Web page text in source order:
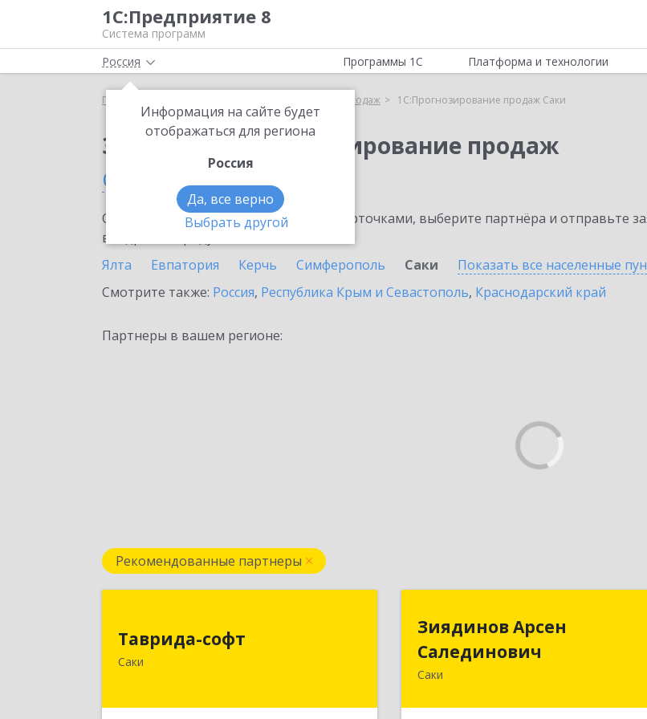
1С:Предприятие 8
Система программ
Россия
Информация на сайте будет
отображаться для региона
Россия
Да, все верно
Выбрать другой
Программы 1С Платформа и технологии
Главная 1С:Прогнозирование продаж 1С:Прогнозирование продаж Саки
Заказать 1С:Прогнозирование продаж
Саки
Ознакомьтесь с информационными карточками, выберите партнёра и отправьте
внедрение продукта.
Ялта
Евпатория Керчь Симферополь Саки Показать все населенные
Смотрите также: Россия, Республика Крым и Севастополь, Краснодарский край
Партнеры в вашем регионе:
Рекомендованные партнеры
Таврида-софт
Саки
296574, Крым Респ, м.р-н Сакский с.п.
Новофедоровское, Новофедоровка
Зиядинов Арсен
Салединович
Саки
г.Саки, Интернациональная, 5/2,